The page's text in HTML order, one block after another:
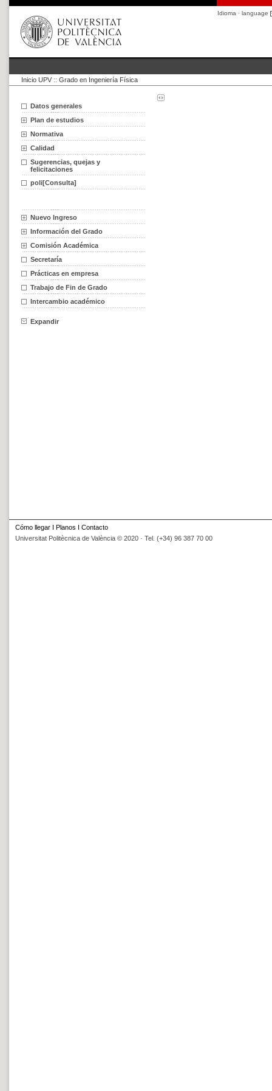
Idioma · language
Inicio UPV :: Grado en Ingeniería Física
Datos generales
Plan de estudios
Normativa
Calidad
Sugerencias, quejas y
felicitaciones
poli[Consulta]
Nuevo Ingreso
Información del Grado
Comisión Académica
Secretaría
Prácticas en empresa
Trabajo de Fin de Grado
Intercambio académico
Expandir
Cómo llegar I Planos I Contacto
Universitat Politècnica de València © 2020 · Tel. (+34) 96 387 70 00